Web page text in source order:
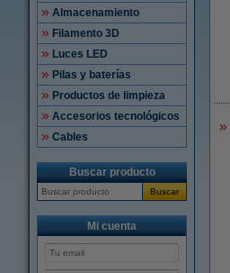
Almacenamiento
Filamento 3D
Luces LED
Pilas y baterías
Productos de limpieza
Accesorios tecnológicos
Cables
Buscar producto
Buscar
Mi cuenta